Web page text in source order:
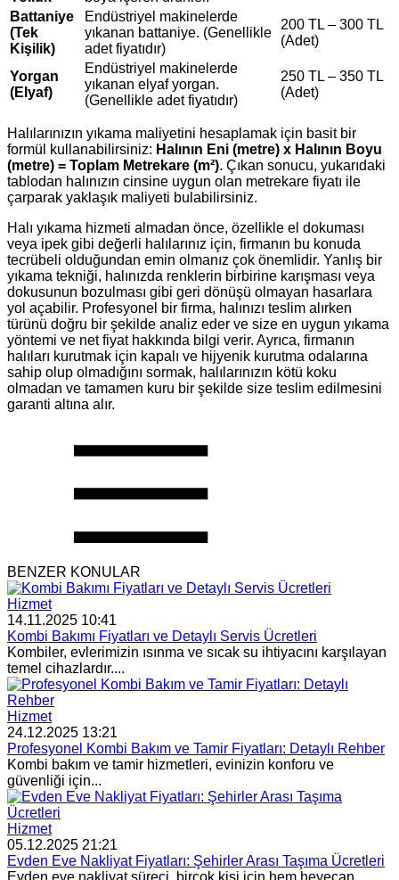
Battaniye
(Tek
Kişilik)
Endüstriyel makinelerde
yıkanan battaniye. (Genellikle
adet fiyatıdır)
200 TL – 300 TL
(Adet)
Yorgan
(Elyaf)
Endüstriyel makinelerde
yıkanan elyaf yorgan.
(Genellikle adet fiyatıdır)
250 TL – 350 TL
(Adet)
Halılarınızın yıkama maliyetini hesaplamak için basit bir
formül kullanabilirsiniz: Halının Eni (metre) x Halının Boyu
(metre) = Toplam Metrekare (m²). Çıkan sonucu, yukarıdaki
tablodan halınızın cinsine uygun olan metrekare fiyatı ile
çarparak yaklaşık maliyeti bulabilirsiniz.
Halı yıkama hizmeti almadan önce, özellikle el dokuması
veya ipek gibi değerli halılarınız için, firmanın bu konuda
tecrübeli olduğundan emin olmanız çok önemlidir. Yanlış bir
yıkama tekniği, halınızda renklerin birbirine karışması veya
dokusunun bozulması gibi geri dönüşü olmayan hasarlara
yol açabilir. Profesyonel bir firma, halınızı teslim alırken
türünü doğru bir şekilde analiz eder ve size en uygun yıkama
yöntemi ve net fiyat hakkında bilgi verir. Ayrıca, firmanın
halıları kurutmak için kapalı ve hijyenik kurutma odalarına
sahip olup olmadığını sormak, halılarınızın kötü koku
olmadan ve tamamen kuru bir şekilde size teslim edilmesini
garanti altına alır.
BENZER KONULAR
Hizmet
14.11.2025 10:41
Kombi Bakımı Fiyatları ve Detaylı Servis Ücretleri
Kombiler, evlerimizin ısınma ve sıcak su ihtiyacını karşılayan
temel cihazlardır....
Hizmet
24.12.2025 13:21
Profesyonel Kombi Bakım ve Tamir Fiyatları: Detaylı Rehber
Kombi bakım ve tamir hizmetleri, evinizin konforu ve
güvenliği için...
Hizmet
05.12.2025 21:21
Evden Eve Nakliyat Fiyatları: Şehirler Arası Taşıma Ücretleri
Evden eve nakliyat süreci, birçok kişi için hem heyecan